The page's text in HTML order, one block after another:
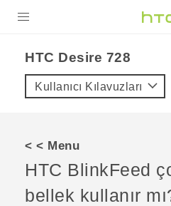
VIVE
VIVERSE
DESTEK
HTC Desire 728‎
Kullanıcı Kılavuzları
< < Menu
HTC BlinkFeed
bellek kullanır